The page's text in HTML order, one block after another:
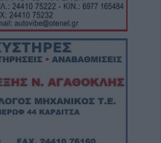
δυνάμεις
έκταση στο
η κηδεία του
Αδάμου